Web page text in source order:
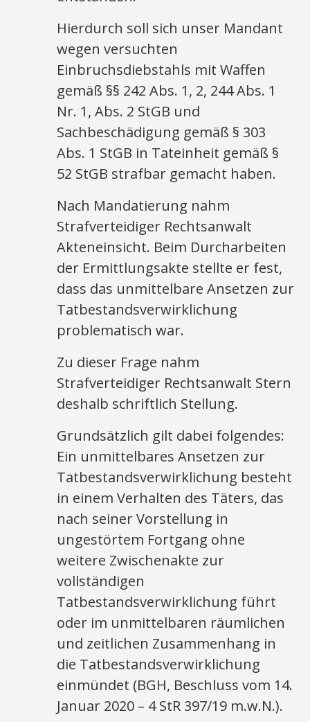
Hierdurch soll sich unser Mandant
wegen versuchten
Einbruchsdiebstahls mit Waffen
gemäß §§ 242 Abs. 1, 2, 244 Abs. 1
Nr. 1, Abs. 2 StGB und
Sachbeschädigung gemäß § 303
Abs. 1 StGB in Tateinheit gemäß §
52 StGB strafbar gemacht haben.
Nach Mandatierung nahm
Strafverteidiger Rechtsanwalt
Akteneinsicht. Beim Durcharbeiten
der Ermittlungsakte stellte er fest,
dass das unmittelbare Ansetzen zur
Tatbestandsverwirklichung
problematisch war.
Zu dieser Frage nahm
Strafverteidiger Rechtsanwalt Stern
deshalb schriftlich Stellung.
Grundsätzlich gilt dabei folgendes:
Ein unmittelbares Ansetzen zur
Tatbestandsverwirklichung besteht
in einem Verhalten des Täters, das
nach seiner Vorstellung in
ungestörtem Fortgang ohne
weitere Zwischenakte zur
vollständigen
Tatbestandsverwirklichung führt
oder im unmittelbaren räumlichen
und zeitlichen Zusammenhang in
die Tatbestandsverwirklichung
einmündet (BGH, Beschluss vom 14.
Januar 2020 – 4 StR 397/19 m.w.N.).